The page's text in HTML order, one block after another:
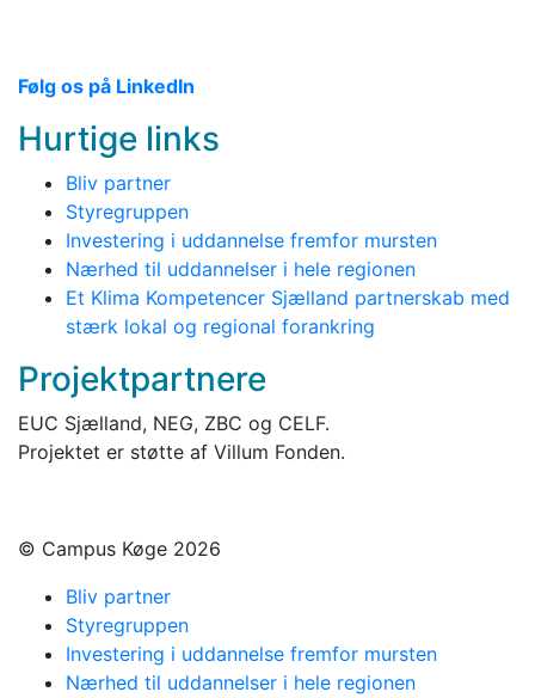
Følg os på LinkedIn
Hurtige links
Bliv partner
Styregruppen
Investering i uddannelse fremfor mursten
Nærhed til uddannelser i hele regionen
Et Klima Kompetencer Sjælland partnerskab med
stærk lokal og regional forankring
Projektpartnere
EUC Sjælland, NEG, ZBC og CELF.
Projektet er støtte af Villum Fonden.
© Campus Køge 2026
Bliv partner
Styregruppen
Investering i uddannelse fremfor mursten
Nærhed til uddannelser i hele regionen